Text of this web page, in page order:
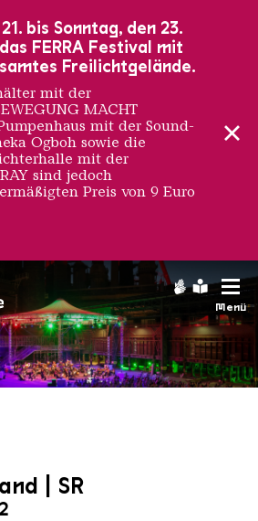
Menü
Saarländischen
| SR
bis Sonntag, den 23.
FERRA Festival mit
Freilichtgelände.
mit der
MACHT
mit der Sound-
Ogboh sowie die
mit der
sind jedoch
Preis von 9 Euro